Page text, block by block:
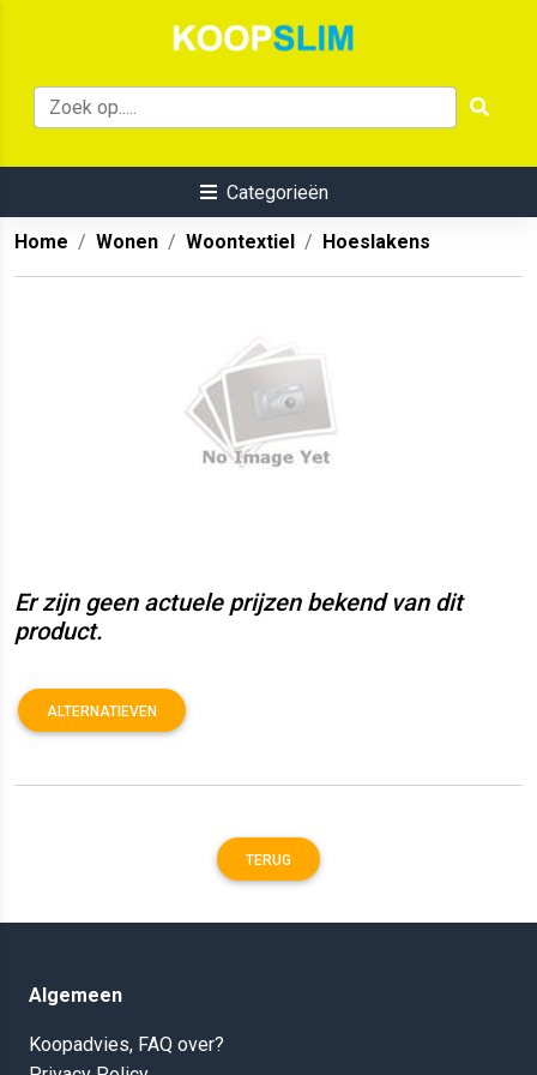
Categorieën
Home Wonen Woontextiel Hoeslakens
Er zijn geen actuele prijzen bekend van dit
product.
ALTERNATIEVEN
TERUG
Algemeen
Koopadvies, FAQ over?